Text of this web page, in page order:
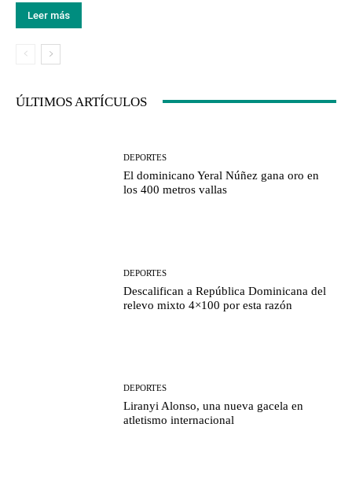
Leer más
ÚLTIMOS ARTÍCULOS
DEPORTES
El dominicano Yeral Núñez gana oro en
los 400 metros vallas
DEPORTES
Descalifican a República Dominicana del
relevo mixto 4×100 por esta razón
DEPORTES
Liranyi Alonso, una nueva gacela en
atletismo internacional